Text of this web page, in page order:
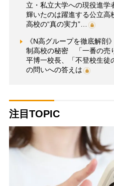
立・私立大学への現役進
輝いたのは躍進する公立高
高校の“真の実力”…
《N高グループを徹底解剖
制高校の秘密 「一番の売
平博一校長、「不登校生徒
の問いへの答えは
注目TOPIC